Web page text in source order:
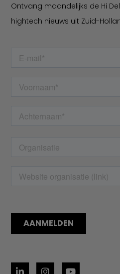
Ontvang maandelijks de Hi
hightech nieuws uit Zuid-